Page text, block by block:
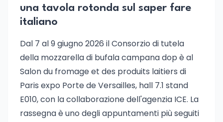
una tavola rotonda sul saper fare
italiano
Dal 7 al 9 giugno 2026 il Consorzio di tutela
della mozzarella di bufala campana dop è al
Salon du fromage et des produits laitiers di
Paris expo Porte de Versailles, hall 7.1 stand
E010, con la collaborazione dell'agenzia ICE. La
rassegna è uno degli appuntamenti più seguiti